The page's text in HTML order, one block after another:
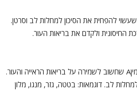
שעשוי להפחית את הסיכון למחלות לב וסרטן.
2. כתום/צהוב: פירות וירקות כתומים וצהובים הם בדרך כלל עשירים בוויטמיןA שחשוב לשמירה על בריאות הראייה והעור.
לב. דוגמאות: בטטה, גזר, מנגו, מלון